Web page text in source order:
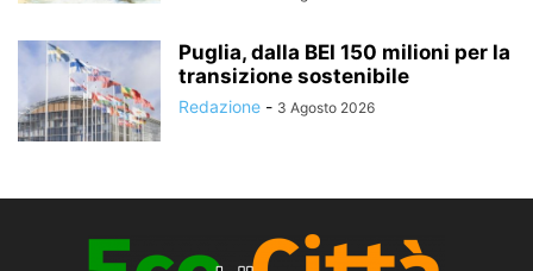
Puglia, dalla BEI 150 milioni per la
transizione sostenibile
Redazione - 3 Agosto 2026